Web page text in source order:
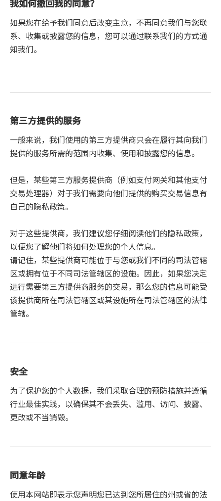
我如何撤回我的同意？
如果您在给予我们同意后改变主意，不再同意我们与您联
系、收集或披露您的信息，您可以通过联系我们的方式通
知我们。
第三方提供的服务
一般来说，我们使用的第三方提供商只会在履行其向我们
提供的服务所需的范围内收集、使用和披露您的信息。
但是，某些第三方服务提供商（例如支付网关和其他支付
交易处理器）对于我们需要向他们提供的购买交易信息有
自己的隐私政策。
对于这些提供商，我们建议您仔细阅读他们的隐私政策，
以便您了解他们将如何处理您的个人信息。
请记住，某些提供商可能位于与您或我们不同的司法管辖
区或拥有位于不同司法管辖区的设施。因此，如果您决定
进行需要第三方提供商服务的交易，那么您的信息可能受
该提供商所在司法管辖区或其设施所在司法管辖区的法律
管辖。
安全
为了保护您的个人数据，我们采取合理的预防措施并遵循
行业最佳实践，以确保其不会丢失、滥用、访问、披露、
更改或不当销毁。
同意年龄
使用本网站即表示您声明您已达到您所居住的州或省的法